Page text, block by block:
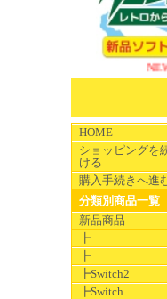
NEW
HOME
ショッピングを
ける
購入手続きへ進
分類別商品一覧
新品商品
┣
┣
┣Switch2
┣Switch